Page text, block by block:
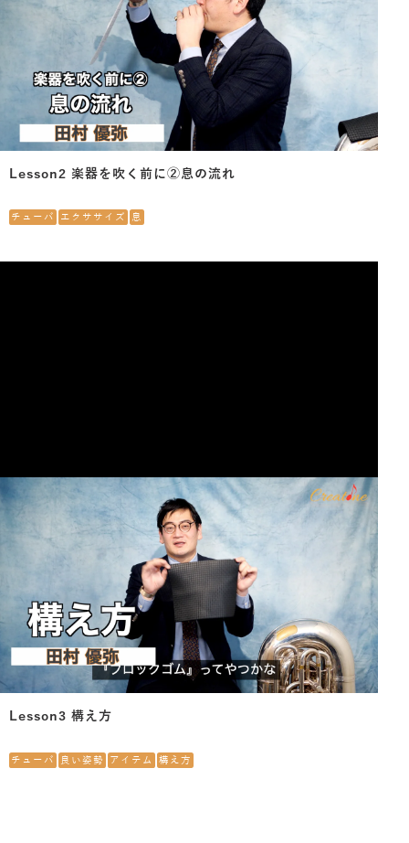
Lesson2 楽器を吹く前に②息の流れ
チューバ エクササイズ 息
Lesson3 構え方
チューバ 良い姿勢 アイテム 構え方